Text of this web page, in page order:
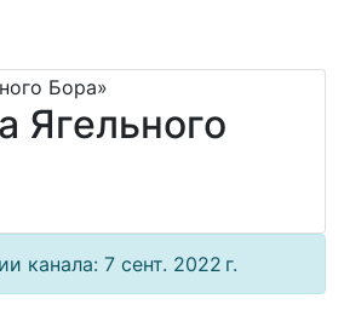
Ягельного
канала: 7 сент. 2022 г.